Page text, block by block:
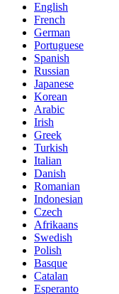
English
French
German
Portuguese
Spanish
Russian
Japanese
Korean
Arabic
Irish
Greek
Turkish
Italian
Danish
Romanian
Indonesian
Czech
Afrikaans
Swedish
Polish
Basque
Catalan
Esperanto